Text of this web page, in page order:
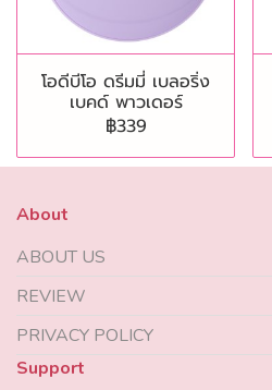
โอดีบีโอ ดรีมมี่ เบลอริ่ง
เบคด์ พาวเดอร์
฿339
About
ABOUT US
REVIEW
PRIVACY POLICY
Support